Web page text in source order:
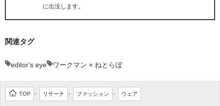
に出没します。
関連タグ
editor's eye ワークマン × ねとらぼ
TOP > リサーチ > ファッション > ウェア